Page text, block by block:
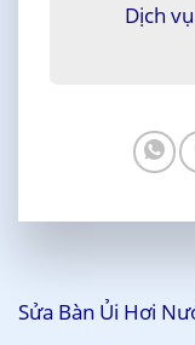
Dịch
Sửa Bàn Ủi Hơi